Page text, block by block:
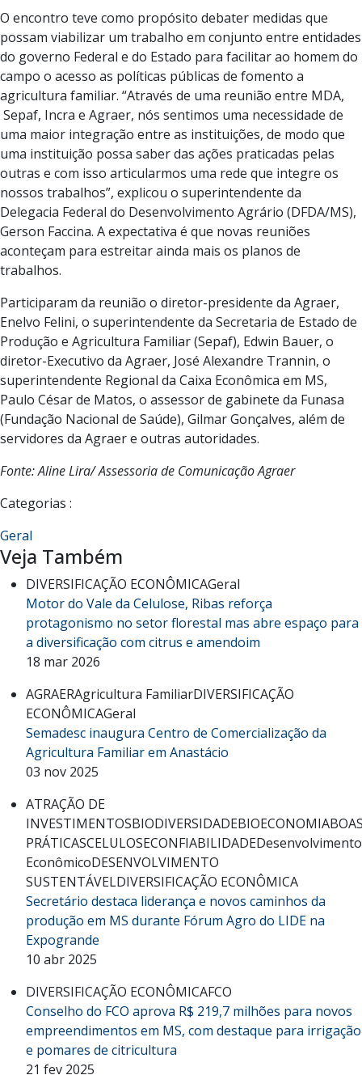
O encontro teve como propósito debater medidas que
possam viabilizar um trabalho em conjunto entre entidades
do governo Federal e do Estado para facilitar ao homem do
campo o acesso as políticas públicas de fomento a
agricultura familiar. “Através de uma reunião entre MDA,
Sepaf, Incra e Agraer, nós sentimos uma necessidade de
uma maior integração entre as instituições, de modo que
uma instituição possa saber das ações praticadas pelas
outras e com isso articularmos uma rede que integre os
nossos trabalhos”, explicou o superintendente da
Delegacia Federal do Desenvolvimento Agrário (DFDA/MS),
Gerson Faccina. A expectativa é que novas reuniões
aconteçam para estreitar ainda mais os planos de
trabalhos.
Participaram da reunião o diretor-presidente da Agraer,
Enelvo Felini, o superintendente da Secretaria de Estado de
Produção e Agricultura Familiar (Sepaf), Edwin Bauer, o
diretor-Executivo da Agraer, José Alexandre Trannin, o
superintendente Regional da Caixa Econômica em MS,
Paulo César de Matos, o assessor de gabinete da Funasa
(Fundação Nacional de Saúde), Gilmar Gonçalves, além de
servidores da Agraer e outras autoridades.
Fonte: Aline Lira/ Assessoria de Comunicação Agraer
Categorias :
Geral
Veja Também
DIVERSIFICAÇÃO ECONÔMICAGeral
Motor do Vale da Celulose, Ribas reforça
protagonismo no setor florestal mas abre espaço para
a diversificação com citrus e amendoim
18 mar 2026
AGRAERAgricultura FamiliarDIVERSIFICAÇÃO
ECONÔMICAGeral
Semadesc inaugura Centro de Comercialização da
Agricultura Familiar em Anastácio
03 nov 2025
ATRAÇÃO DE
INVESTIMENTOSBIODIVERSIDADEBIOECONOMIA
PRÁTICASCELULOSECONFIABILIDADEDesenvolvimento
EconômicoDESENVOLVIMENTO
SUSTENTÁVELDIVERSIFICAÇÃO ECONÔMICA
Secretário destaca liderança e novos caminhos da
produção em MS durante Fórum Agro do LIDE na
Expogrande
10 abr 2025
DIVERSIFICAÇÃO ECONÔMICAFCO
Conselho do FCO aprova R$ 219,7 milhões para novos
empreendimentos em MS, com destaque para irrigação
e pomares de citricultura
21 fev 2025